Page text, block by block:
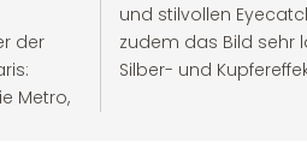
der
Metro,
und stilvollen
zudem das Bild sehr
Silber- und